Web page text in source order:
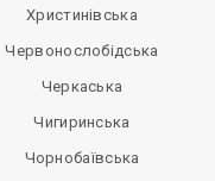
Христинівська
Червонослобідська
Черкаська
Чигиринська
Чорнобаївська